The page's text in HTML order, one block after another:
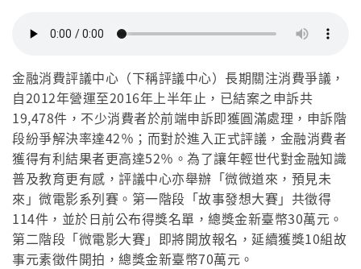
金融消費評議中心（下稱評議中心）長期關注消費爭議，
自2012年營運至2016年上半年止，已結案之申訴共
19,478件，不少消費者於前端申訴即獲圓滿處理，申訴階
段紛爭解決率達42％；而對於進入正式評議，金融消費者
獲得有利結果者更高達52％。為了讓年輕世代對金融知識
普及教育更有感，評議中心亦舉辦「微微道來，預見未
來」微電影系列賽。第一階段「故事發想大賽」共徵得
114件，並於日前公布得獎名單，總獎金新臺幣30萬元。
第二階段「微電影大賽」即將開放報名，延續獲獎10組故
事元素徵件開拍，總獎金新臺幣70萬元。